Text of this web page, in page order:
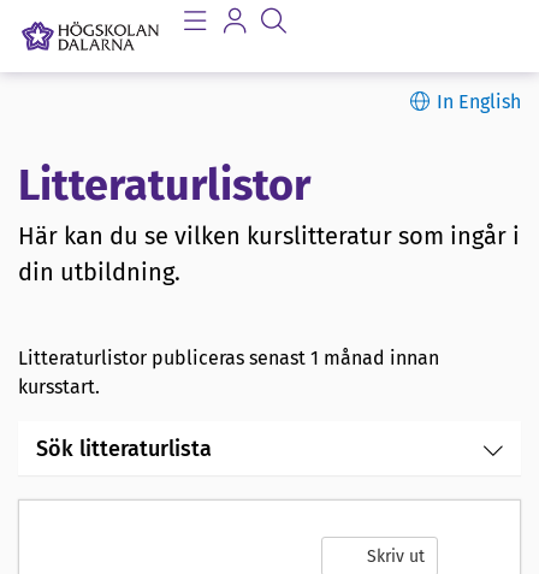
In English
Litteraturlistor
Här kan du se vilken kurslitteratur som ingår i
din utbildning.
Litteraturlistor publiceras senast 1 månad innan
kursstart.
Sök litteraturlista
Skriv ut